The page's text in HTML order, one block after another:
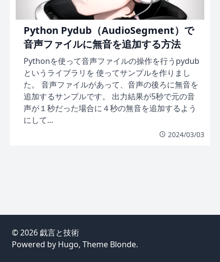
Python Pydub（AudioSegment）で
音声ファイルに無音を追加する方法
Pythonを使って音声ファイルの操作を行うpydub
というライブラリを 使ってサンプルを作りまし
た。 音声ファイルがあって、音声の後ろに無音を
追加するサンプルです。 出力結果が5秒で元の音
声が１秒だった場合に４秒の無音を追加するよう
にして...
2024/03/03
© 2026 戯言と技術
Powered by Hugo, Theme Blonde.